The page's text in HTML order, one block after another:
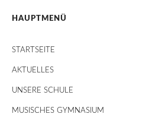
HAUPTMENÜ
STARTSEITE
AKTUELLES
UNSERE SCHULE
MUSISCHES GYMNASIUM